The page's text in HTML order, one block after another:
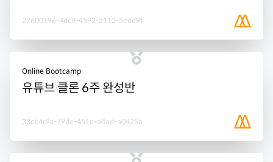
27600196-4dc9-4592-a112-5edd9f
Online Bootcamp
유튜브 클론 6주 완성반
33cb4dfa-79de-451e-a0ad-a0425a